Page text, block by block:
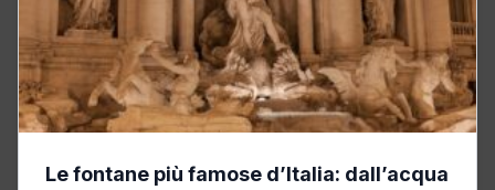
Le fontane più famose d’Italia: dall’acqua